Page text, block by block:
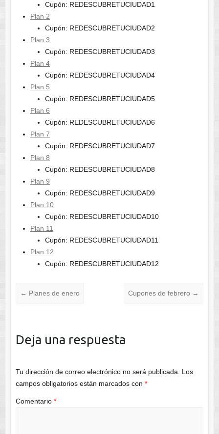
Cupón: REDESCUBRETUCIUDAD1
Plan 2
Cupón: REDESCUBRETUCIUDAD2
Plan 3
Cupón: REDESCUBRETUCIUDAD3
Plan 4
Cupón: REDESCUBRETUCIUDAD4
Plan 5
Cupón: REDESCUBRETUCIUDAD5
Plan 6
Cupón: REDESCUBRETUCIUDAD6
Plan 7
Cupón: REDESCUBRETUCIUDAD7
Plan 8
Cupón: REDESCUBRETUCIUDAD8
Plan 9
Cupón: REDESCUBRETUCIUDAD9
Plan 10
Cupón: REDESCUBRETUCIUDAD10
Plan 11
Cupón: REDESCUBRETUCIUDAD11
Plan 12
Cupón: REDESCUBRETUCIUDAD12
← Planes de enero Cupones de febrero →
Deja una respuesta
Tu dirección de correo electrónico no será publicada. Los
campos obligatorios están marcados con *
Comentario *